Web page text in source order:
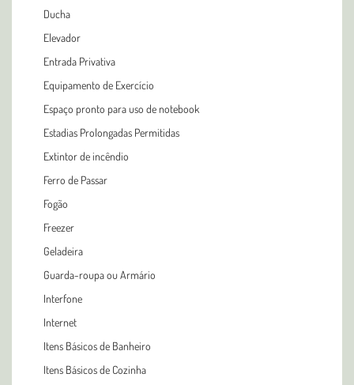
Ducha
Elevador
Entrada Privativa
Equipamento de Exercício
Espaço pronto para uso de notebook
Estadias Prolongadas Permitidas
Extintor de incêndio
Ferro de Passar
Fogão
Freezer
Geladeira
Guarda-roupa ou Armário
Interfone
Internet
Itens Básicos de Banheiro
Itens Básicos de Cozinha